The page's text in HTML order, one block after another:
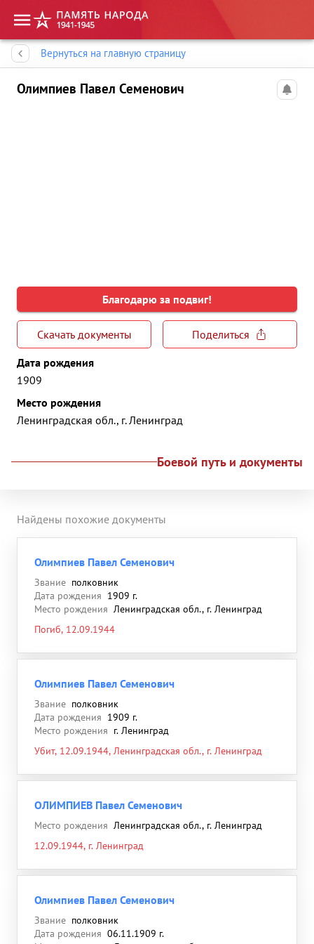
Вернуться на главную страницу
Олимпиев Павел Семенович
Благодарю за подвиг!
Скачать документы
Поделиться
Дата рождения
1909
Место рождения
Ленинградская обл., г. Ленинград
Боевой путь и документы
Найдены похожие документы
Олимпиев Павел Семенович
Звание полковник
Дата рождения 1909 г.
Место рождения Ленинградская обл., г. Ленинград
Погиб, 12.09.1944
Олимпиев Павел Семенович
Звание полковник
Дата рождения 1909 г.
Место рождения г. Ленинград
Убит, 12.09.1944, Ленинградская обл., г. Ленинград
ОЛИМПИЕВ Павел Семенович
Место рождения Ленинградская обл., г. Ленинград
12.09.1944, г. Ленинград
Олимпиев Павел Семенович
Звание полковник
Дата рождения 06.11.1909 г.
Память народа